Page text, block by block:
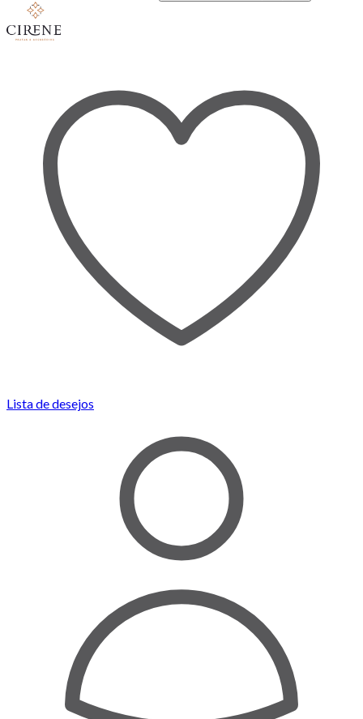
Lista de desejos